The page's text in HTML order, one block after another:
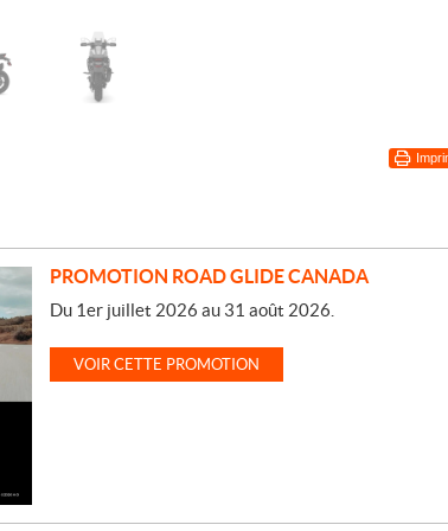
PROMOTION ROAD GLIDE CANADA
Du 1er juillet 2026 au 31 août 2026.
VOIR CETTE PROMOTION